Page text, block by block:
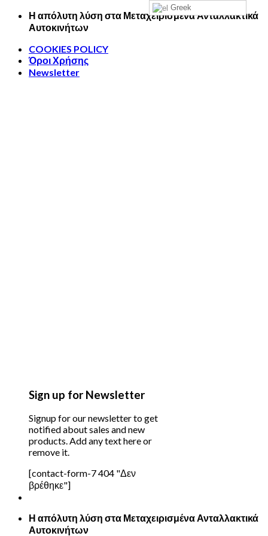
Skip
Η απόλυτη λύση στα Μεταχειρισμένα Ανταλλακτικά
Αυτοκινήτων
COOKIES POLICY
Όροι Χρήσης
Newsletter
Sign up for Newsletter
Signup for our newsletter to get
notified about sales and new
products. Add any text here or
remove it.
[contact-form-7 404 "Δεν
βρέθηκε"]
Η απόλυτη λύση στα Μεταχειρισμένα Ανταλλακτικά
Αυτοκινήτων
Greek